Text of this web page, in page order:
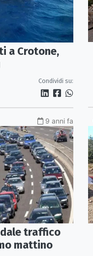
a Crotone,
Condividi su:
9 anni fa
traffico
mattino